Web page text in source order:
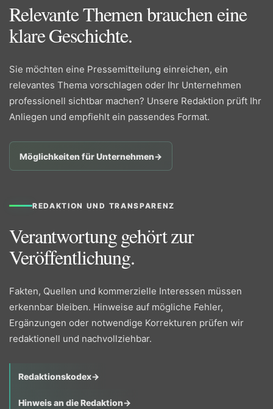
Relevante Themen brauchen eine
klare Geschichte.
Sie möchten eine Pressemitteilung einreichen, ein
relevantes Thema vorschlagen oder Ihr Unternehmen
professionell sichtbar machen? Unsere Redaktion prüft Ihr
Anliegen und empfiehlt ein passendes Format.
Möglichkeiten für Unternehmen→
REDAKTION UND TRANSPARENZ
Verantwortung gehört zur
Veröffentlichung.
Fakten, Quellen und kommerzielle Interessen müssen
erkennbar bleiben. Hinweise auf mögliche Fehler,
Ergänzungen oder notwendige Korrekturen prüfen wir
redaktionell und nachvollziehbar.
Redaktionskodex→
Hinweis an die Redaktion→